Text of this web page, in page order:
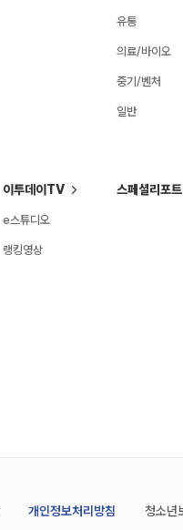
유통
의료/바이오
중기/벤처
일반
이투데이TV
e스튜디오
랭킹영상
스페셜리포트
개인정보처리방침 청소년